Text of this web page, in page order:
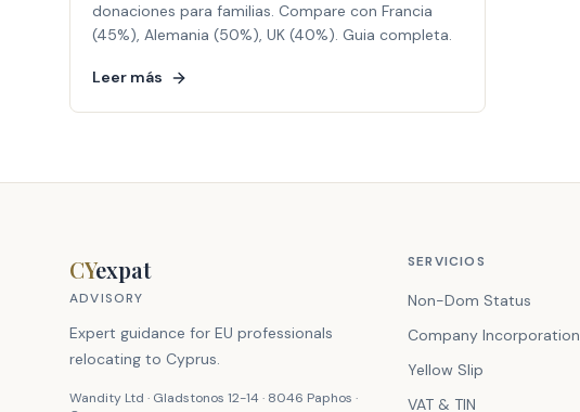
donaciones para familias. Compare con Francia
(45%), Alemania (50%), UK (40%). Guia completa.
Leer más
CYexpat
ADVISORY
Expert guidance for EU professionals
relocating to Cyprus.
Wandity Ltd · Gladstonos 12-14 · 8046 Paphos ·
SERVICIOS
Non-Dom Status
Company Incorporation
Yellow Slip
VAT & TIN